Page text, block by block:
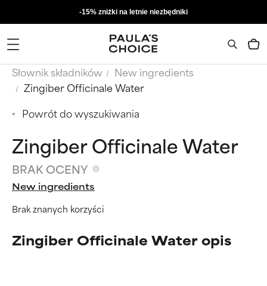
-15% zniżki na letnie niezbędniki
Słownik składników
New ingredients
Zingiber Officinale Water
Powrót do wyszukiwania
Zingiber Officinale Water
BRAK OCENY
New ingredients
Brak znanych korzyści
Zingiber Officinale Water opis